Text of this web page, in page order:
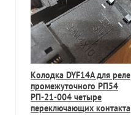
Колодка DYF14A для реле
промежуточного РП54
РП-21-004 четыре
переключающих контакта